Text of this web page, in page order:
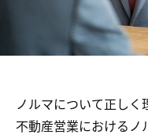
ノルマについて正しく
不動産営業におけるノ